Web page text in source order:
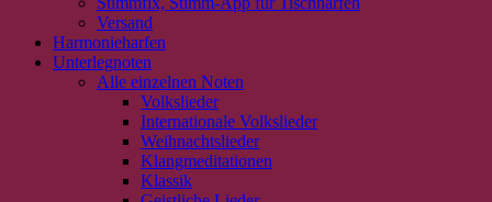
Versand
Harmonieharfen
Unterlegnoten
Alle einzelnen Noten
Volkslieder
Internationale Volkslieder
Weihnachtslieder
Klangmeditationen
Klassik